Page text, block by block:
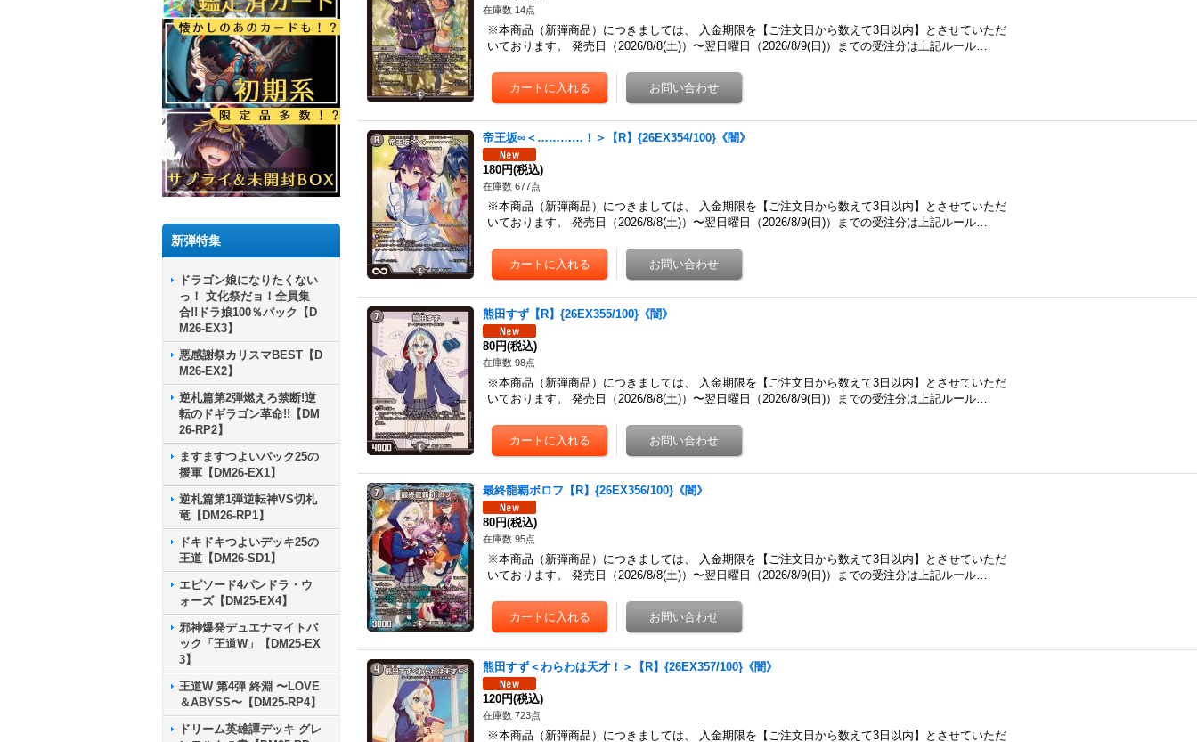
新弾特集
ドラゴン娘になりたくない
っ！ 文化祭だョ！全員集
合!!ドラ娘100％パック【D
M26-EX3】
悪感謝祭カリスマBEST【D
M26-EX2】
逆札篇第2弾燃えろ禁断!逆
転のドギラゴン革命!!【DM
26-RP2】
ますますつよいパック25の
援軍【DM26-EX1】
逆札篇第1弾逆転神VS切札
竜【DM26-RP1】
ドキドキつよいデッキ25の
王道【DM26-SD1】
エピソード4パンドラ・ウ
ォーズ【DM25-EX4】
邪神爆発デュエナマイトパ
ック「王道W」【DM25-EX
3】
王道W 第4弾 終淵 〜LOVE
＆ABYSS〜【DM25-RP4】
ドリーム英雄譚デッキ グレ
在庫数 14点
※本商品（新弾商品）につきましては、 入金期限を【ご注文日から数えて3日以内】とさせていただ
いております。 発売日（2026/8/8(土)）〜翌日曜日（2026/8/9(日)）までの受注分は上記ルール…
帝王坂∞＜…………！＞【R】{26EX354/100}《闇》
180円(税込)
在庫数 677点
※本商品（新弾商品）につきましては、 入金期限を【ご注文日から数えて3日以内】とさせていただ
いております。 発売日（2026/8/8(土)）〜翌日曜日（2026/8/9(日)）までの受注分は上記ルール…
熊田すず【R】{26EX355/100}《闇》
80円(税込)
在庫数 98点
※本商品（新弾商品）につきましては、 入金期限を【ご注文日から数えて3日以内】とさせていただ
いております。 発売日（2026/8/8(土)）〜翌日曜日（2026/8/9(日)）までの受注分は上記ルール…
最終龍覇ボロフ【R】{26EX356/100}《闇》
80円(税込)
在庫数 95点
※本商品（新弾商品）につきましては、 入金期限を【ご注文日から数えて3日以内】とさせていただ
いております。 発売日（2026/8/8(土)）〜翌日曜日（2026/8/9(日)）までの受注分は上記ルール…
熊田すず＜わらわは天才！＞【R】{26EX357/100}《闇》
120円(税込)
在庫数 723点
※本商品（新弾商品）につきましては、 入金期限を【ご注文日から数えて3日以内】とさせていただ